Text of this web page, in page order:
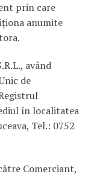
prin care
anumite
având
de
în localitatea
Tel.: 0752
Comerciant,